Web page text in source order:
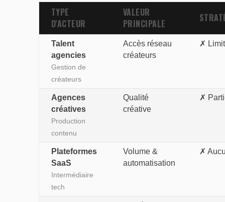
TYPE
D'ACTEUR
VALEUR
PRINCIPALE
Talent
agencies
Gestion de
créateurs
Accès réseau
créateurs
✗
Agences
créatives
Production
contenu
Qualité
créative
✗
Plateformes
SaaS
Intermédiaire
tech
Volume &
automatisation
✗